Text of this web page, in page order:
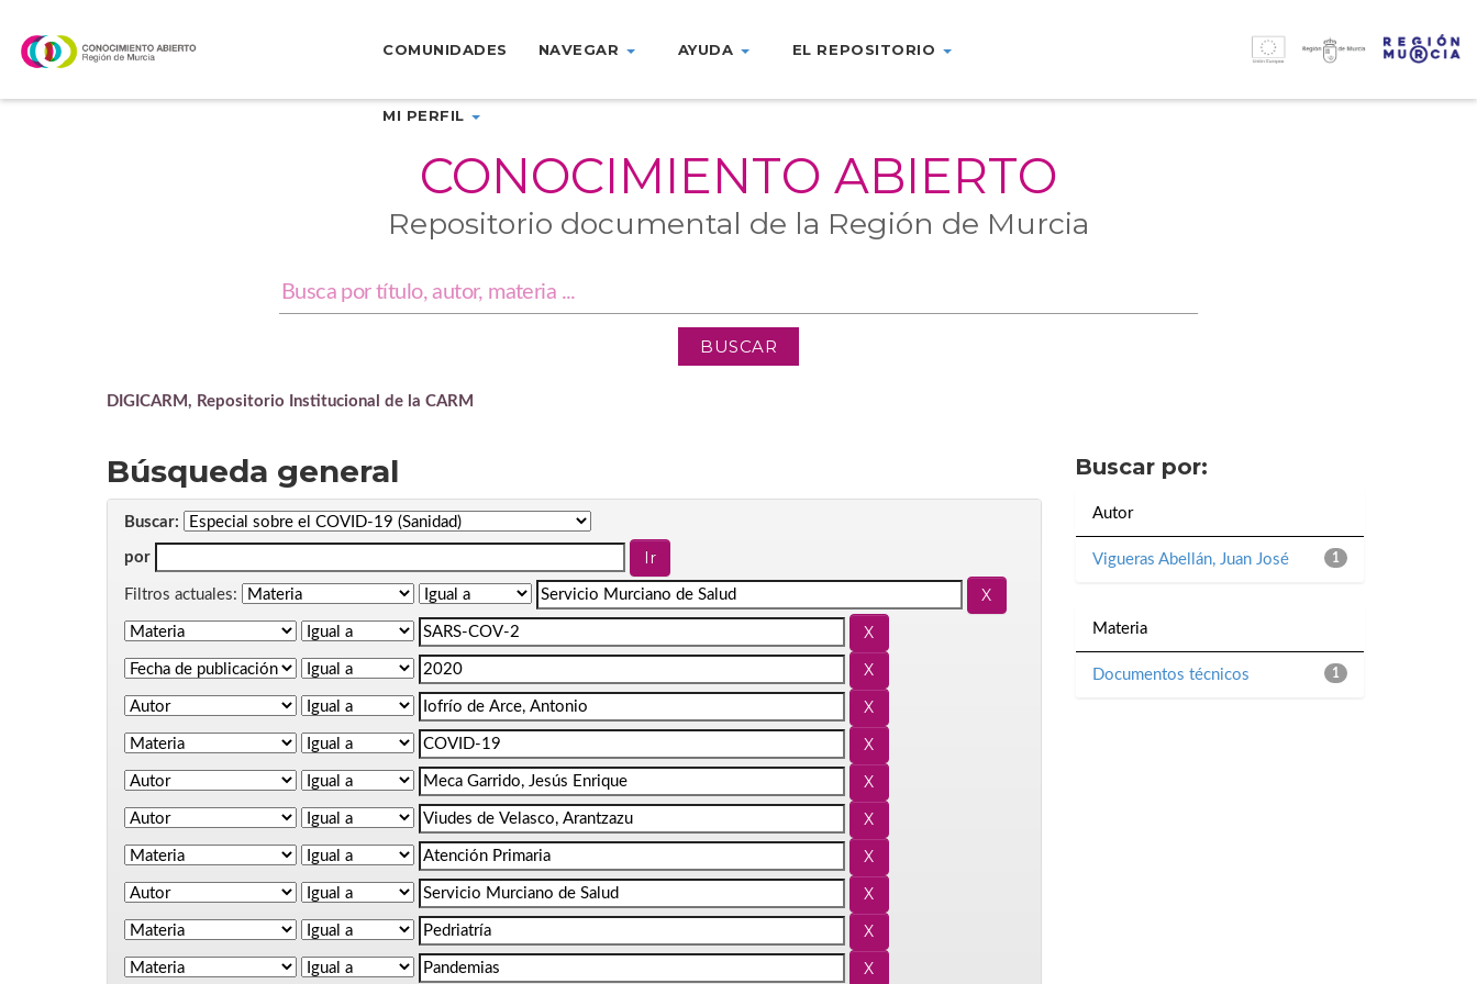
navigation
COMUNIDADES NAVEGAR AYUDA EL REPOSITORIO
MI PERFIL
CONOCIMIENTO ABIERTO
Repositorio documental de la Región de Murcia
DIGICARM, Repositorio Institucional de la CARM
Búsqueda general
Buscar:
por
Filtros actuales:
Buscar por:
Autor
1
Vigueras Abellán, Juan José
Materia
1
Documentos técnicos